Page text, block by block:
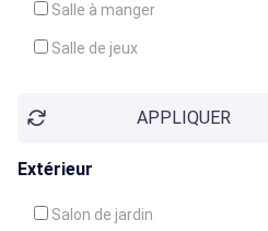
Salle à manger
Salle de jeux
Balcon / Terrasse
APPLIQUER
Extérieur
Salon de jardin